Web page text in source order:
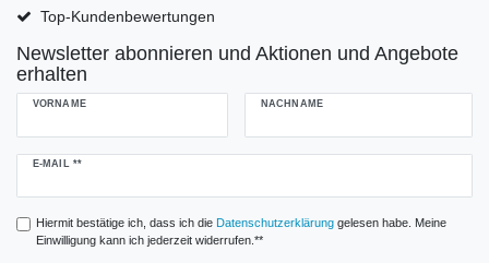
Top-Kundenbewertungen
Newsletter abonnieren und Aktionen und Angebote
erhalten
VORNAME NACHNAME
E-MAIL **
Newsletter
Hiermit bestätige ich, dass ich die Daten­schutz­erklärunggelesen habe. Meine
Einwilligung kann ich jederzeit widerrufen.**